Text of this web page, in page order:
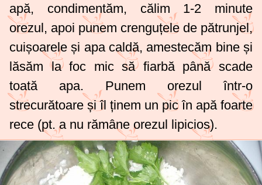
apă, condimentăm, călim 1-2 minute
orezul, apoi punem crenguțele de pătrunjel,
cuișoarele și apa caldă, amestecăm bine și
lăsăm la foc mic să fiarbă până scade
toată apa. Punem orezul într-o
strecurătoare și îl ținem un pic în apă foarte
rece (pt. a nu rămâne orezul lipicios).